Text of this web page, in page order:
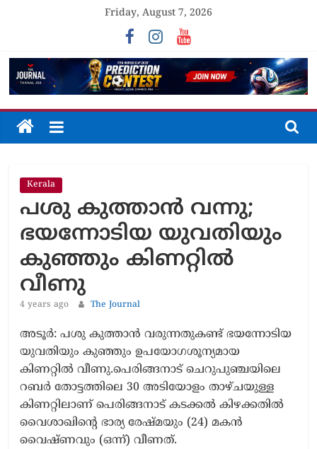
Friday, August 7, 2026
The
Unfolding
The
Kerala
പശു കുത്താൻ വന്നു;
ഭയന്നോടിയ യുവതിയും
കുഞ്ഞും കിണറ്റിൽ
വീണു
4 years ago The Journal
അടൂർ: പശു കുത്താൻ വരുന്നതുകണ്ട് ഭയന്നോടിയ
യുവതിയും കുഞ്ഞും ഉപയോഗശൂന്യമായ
കിണറ്റിൽ വീണു.പെരിങ്ങനാട് ചെറുപുഞ്ചയിലെ
റബർ തോട്ടത്തിലെ 30 അടിയോളം താഴ്ചയുള്ള
കിണറ്റിലാണ് പെരിങ്ങനാട് കടക്കൽ കിഴക്കതിൽ
വൈശാഖിന്റെ ഭാര്യ രേഷ്മയും (24) മകൻ
വൈഷ്ണവും (ഒന്ന്) വീണത്.